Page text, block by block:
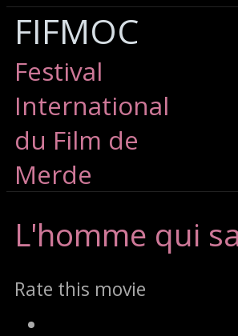
FIFMOC
Festival
International
du Film de
Merde
L'homme qui
Rate this movie